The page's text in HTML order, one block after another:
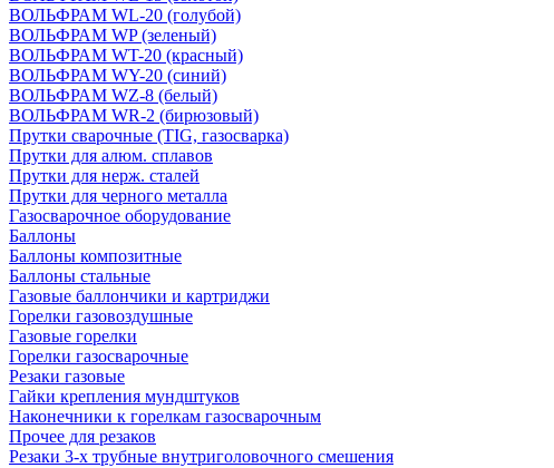
ВОЛЬФРАМ WL-20 (голубой)
ВОЛЬФРАМ WP (зеленый)
ВОЛЬФРАМ WT-20 (красный)
ВОЛЬФРАМ WY-20 (синий)
ВОЛЬФРАМ WZ-8 (белый)
ВОЛЬФРАМ WR-2 (бирюзовый)
Прутки сварочные (TIG, газосварка)
Прутки для алюм. сплавов
Прутки для нерж. сталей
Прутки для черного металла
Газосварочное оборудование
Баллоны
Баллоны композитные
Баллоны стальные
Газовые баллончики и картриджи
Горелки газовоздушные
Газовые горелки
Горелки газосварочные
Резаки газовые
Гайки крепления мундштуков
Наконечники к горелкам газосварочным
Прочее для резаков
Резаки 3-х трубные внутриголовочного смешения